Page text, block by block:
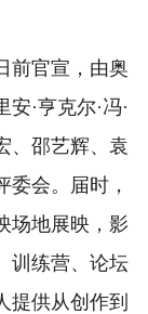
官宣，由奥
·亨克尔·冯·
、邵艺辉、袁
委会。届时，
场地展映，影
训练营、论坛
提供从创作到